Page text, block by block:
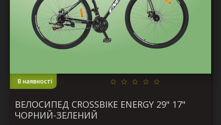
В наявності
ВЕЛОСИПЕД CROSSBIKE ENERGY 29" 17"
ЧОРНИЙ-ЗЕЛЕНИЙ